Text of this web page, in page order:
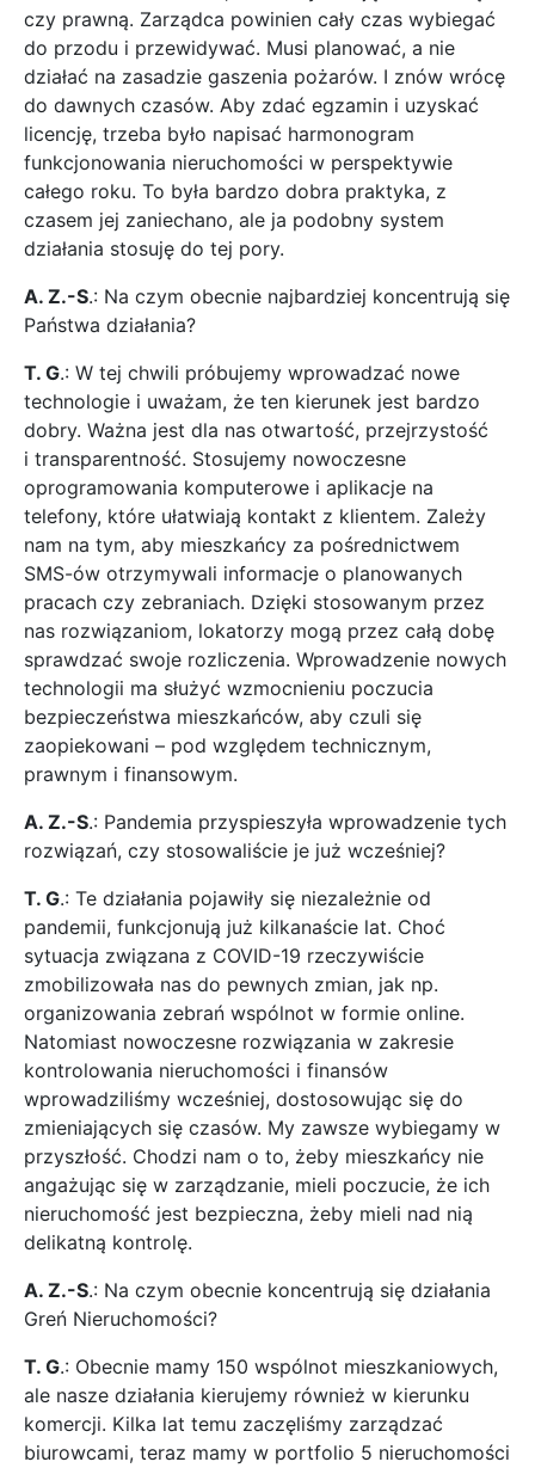
czy prawną. Zarządca powinien cały czas wybiegać
do przodu i przewidywać. Musi planować, a nie
działać na zasadzie gaszenia pożarów. I znów wrócę
do dawnych czasów. Aby zdać egzamin i uzyskać
licencję, trzeba było napisać harmonogram
funkcjonowania nieruchomości w perspektywie
całego roku. To była bardzo dobra praktyka, z
czasem jej zaniechano, ale ja podobny system
działania stosuję do tej pory.
A. Z.-S.: Na czym obecnie najbardziej koncentrują się
Państwa działania?
T. G.: W tej chwili próbujemy wprowadzać nowe
technologie i uważam, że ten kierunek jest bardzo
dobry. Ważna jest dla nas otwartość, przejrzystość
i transparentność. Stosujemy nowoczesne
oprogramowania komputerowe i aplikacje na
telefony, które ułatwiają kontakt z klientem. Zależy
nam na tym, aby mieszkańcy za pośrednictwem
SMS-ów otrzymywali informacje o planowanych
pracach czy zebraniach. Dzięki stosowanym przez
nas rozwiązaniom, lokatorzy mogą przez całą dobę
sprawdzać swoje rozliczenia. Wprowadzenie nowych
technologii ma służyć wzmocnieniu poczucia
bezpieczeństwa mieszkańców, aby czuli się
zaopiekowani – pod względem technicznym,
prawnym i finansowym.
A. Z.-S.: Pandemia przyspieszyła wprowadzenie tych
rozwiązań, czy stosowaliście je już wcześniej?
T. G.: Te działania pojawiły się niezależnie od
pandemii, funkcjonują już kilkanaście lat. Choć
sytuacja związana z COVID-19 rzeczywiście
zmobilizowała nas do pewnych zmian, jak np.
organizowania zebrań wspólnot w formie online.
Natomiast nowoczesne rozwiązania w zakresie
kontrolowania nieruchomości i finansów
wprowadziliśmy wcześniej, dostosowując się do
zmieniających się czasów. My zawsze wybiegamy w
przyszłość. Chodzi nam o to, żeby mieszkańcy nie
angażując się w zarządzanie, mieli poczucie, że ich
nieruchomość jest bezpieczna, żeby mieli nad nią
delikatną kontrolę.
A. Z.-S.: Na czym obecnie koncentrują się działania
Greń Nieruchomości?
T. G.: Obecnie mamy 150 wspólnot mieszkaniowych,
ale nasze działania kierujemy również w kierunku
komercji. Kilka lat temu zaczęliśmy zarządzać
biurowcami, teraz mamy w portfolio 5 nieruchomości